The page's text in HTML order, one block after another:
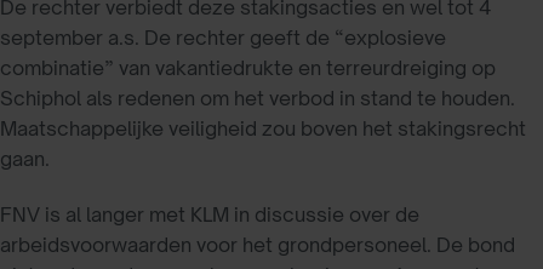
De rechter verbiedt deze stakingsacties en wel tot 4
september a.s. De rechter geeft de “explosieve
combinatie” van vakantiedrukte en terreurdreiging op
Schiphol als redenen om het verbod in stand te houden.
Maatschappelijke veiligheid zou boven het stakingsrecht
gaan.
FNV is al langer met KLM in discussie over de
arbeidsvoorwaarden voor het grondpersoneel. De bond